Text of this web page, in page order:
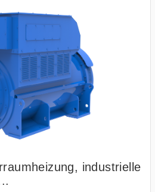
industrielle